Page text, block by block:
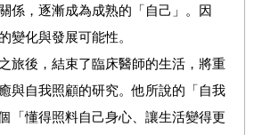
係，逐漸成為成熟的「自己」。因
變化與發展可能性。
旅後，結束了臨床醫師的生活，將重
與自我照顧的研究。他所說的「自我
「懂得照料自己身心、讓生活變得更